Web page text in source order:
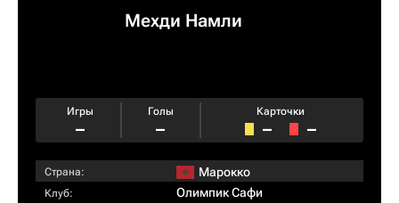
Мехди Намли
Игры
–
Голы
–
Карточки
– –
Страна: Марокко
Клуб: Олимпик Сафи